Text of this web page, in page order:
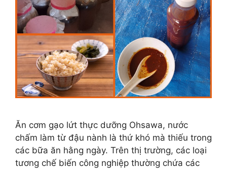
Ăn cơm gạo lứt thực dưỡng Ohsawa, nước
chấm làm từ đậu nành là thứ khó mà thiếu trong
các bữa ăn hằng ngày. Trên thị trường, các loại
tương chế biến công nghiệp thường chứa các